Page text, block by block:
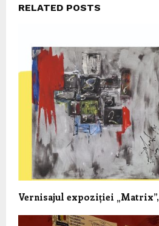
RELATED POSTS
Vernisajul expoziției „Matrix”,